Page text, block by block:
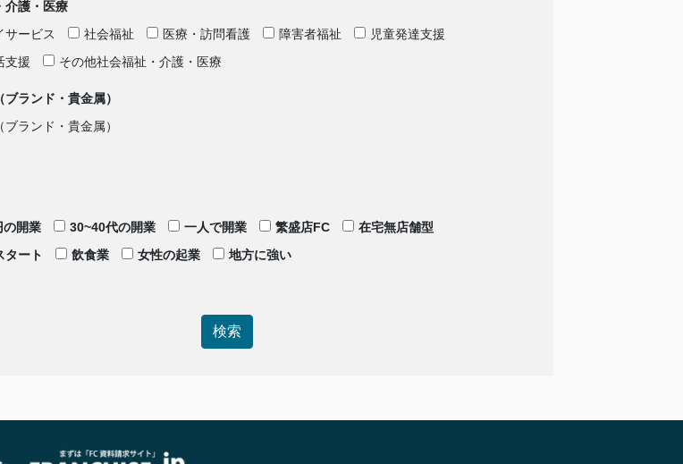
介護・医療
サービス
社会福祉 医療・訪問看護 障害者福祉
児童発達支援
支援
その他社会福祉・介護・医療
ブランド・貴金属）
ブランド・貴金属）
の開業 30~40代の開業 一人で開業 繁盛店FC
在宅無店舗型
タート
飲食業 女性の起業 地方に強い